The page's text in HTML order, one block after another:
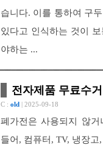
습니다. 이를 통하여 구
있다고 인식하는 것이
야하는 ...
전자제품 무료수
C : old | 2025-09-18
폐가전은 사용되지 않
들어, 컴퓨터, TV, 냉장